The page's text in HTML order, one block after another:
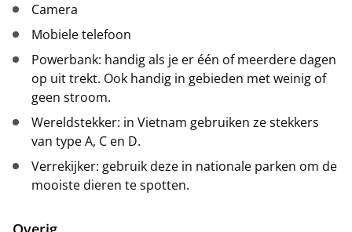
Camera
Mobiele telefoon
Powerbank: handig als je er één of meerdere dagen
op uit trekt. Ook handig in gebieden met weinig of
geen stroom.
Wereldstekker: in Vietnam gebruiken ze stekkers
van type A, C en D.
Verrekijker: gebruik deze in nationale parken om de
mooiste dieren te spotten.